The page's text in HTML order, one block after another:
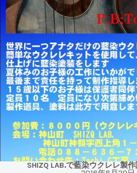
SHIZQ LAB.で藍染ウクレレ製